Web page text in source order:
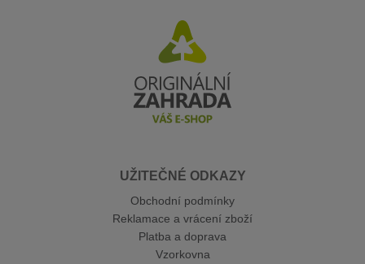
UŽITEČNÉ ODKAZY
Obchodní podmínky
Reklamace a vrácení zboží
Platba a doprava
Vzorkovna